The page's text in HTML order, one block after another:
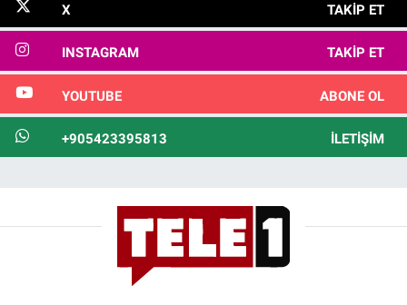
X TAKIP ET
INSTAGRAM TAKIP ET
YOUTUBE ABONE OL
+905423395813 İLETIŞIM